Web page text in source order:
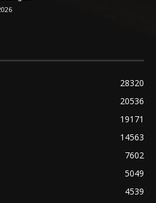
28320
20536
19171
14563
7602
5049
4539